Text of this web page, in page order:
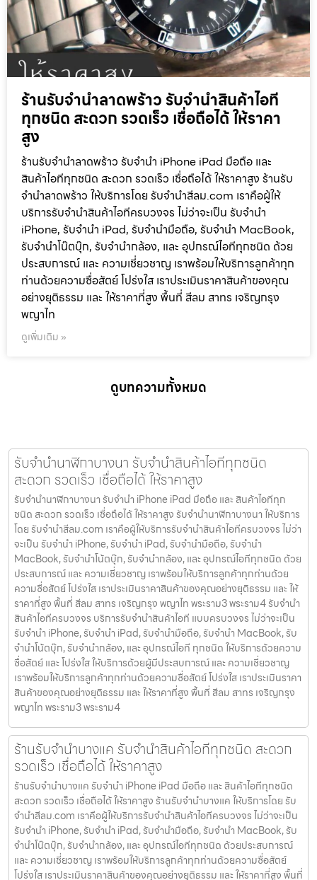
ร้านรับจำนำลาดพร้าว รับจำนำสินค้าไอที
ทุกชนิด สะดวก รวดเร็ว เชื่อถือได้ ให้ราคา
สูง
ร้านรับจำนำลาดพร้าว รับจำนำ iPhone iPad มือถือ และ
สินค้าไอทีทุกชนิด สะดวก รวดเร็ว เชื่อถือได้ ให้ราคาสูง ร้านรับ
จำนำลาดพร้าว ให้บริการโดย รับจํานําสีลม.com เราคือผู้ให้
บริการรับจำนำสินค้าไอทีครบวงจร ไม่ว่าจะเป็น รับจำนำ
iPhone, รับจำนำ iPad, รับจำนำมือถือ, รับจำนำ MacBook,
รับจำนำโน๊ตบุ๊ก, รับจำนำกล้อง, และ อุปกรณ์ไอทีทุกชนิด ด้วย
ประสบการณ์ และ ความเชี่ยวชาญ เราพร้อมให้บริการลูกค้าทุก
ท่านด้วยความซื่อสัตย์ โปร่งใส เราประเมินราคาสินค้าของคุณ
อย่างยุติธรรม และ ให้ราคาที่สูง พื้นที่ สีลม สาทร เจริญกรุง
พญาไท
ดูเพิ่มเติม »
ดูบทความทั้งหมด
รับจำนำนาฬิกาบางนา รับจำนำสินค้าไอทีทุกชนิด
สะดวก รวดเร็ว เชื่อถือได้ ให้ราคาสูง
รับจำนำนาฬิกาบางนา รับจำนำ iPhone iPad มือถือ และ สินค้าไอทีทุก
ชนิด สะดวก รวดเร็ว เชื่อถือได้ ให้ราคาสูง รับจำนำนาฬิกาบางนา ให้บริการ
โดย รับจํานําสีลม.com เราคือผู้ให้บริการรับจำนำสินค้าไอทีครบวงจร ไม่ว่า
จะเป็น รับจำนำ iPhone, รับจำนำ iPad, รับจำนำมือถือ, รับจำนำ
MacBook, รับจำนำโน้ตบุ๊ก, รับจำนำกล้อง, และ อุปกรณ์ไอทีทุกชนิด ด้วย
ประสบการณ์ และ ความเชี่ยวชาญ เราพร้อมให้บริการลูกค้าทุกท่านด้วย
ความซื่อสัตย์ โปร่งใส เราประเมินราคาสินค้าของคุณอย่างยุติธรรม และ ให้
ราคาที่สูง พื้นที่ สีลม สาทร เจริญกรุง พญาไท พระราม3 พระราม4 รับจำนำ
สินค้าไอทีครบวงจร บริการรับจำนำสินค้าไอที แบบครบวงจร ไม่ว่าจะเป็น
รับจำนำ iPhone, รับจำนำ iPad, รับจำนำมือถือ, รับจำนำ MacBook, รับ
จำนำโน้ตบุ๊ก, รับจำนำกล้อง, และ อุปกรณ์ไอที ทุกชนิด ให้บริการด้วยความ
ซื่อสัตย์ และ โปร่งใส ให้บริการด้วยผู้มีประสบการณ์ และ ความเชี่ยวชาญ
เราพร้อมให้บริการลูกค้าทุกท่านด้วยความซื่อสัตย์ โปร่งใส เราประเมินราคา
สินค้าของคุณอย่างยุติธรรม และ ให้ราคาที่สูง พื้นที่ สีลม สาทร เจริญกรุง
พญาไท พระราม3 พระราม4
ร้านรับจำนำบางแค รับจำนำสินค้าไอทีทุกชนิด สะดวก
รวดเร็ว เชื่อถือได้ ให้ราคาสูง
ร้านรับจำนำบางแค รับจำนำ iPhone iPad มือถือ และ สินค้าไอทีทุกชนิด
สะดวก รวดเร็ว เชื่อถือได้ ให้ราคาสูง ร้านรับจำนำบางแค ให้บริการโดย รับ
จํานําสีลม.com เราคือผู้ให้บริการรับจำนำสินค้าไอทีครบวงจร ไม่ว่าจะเป็น
รับจำนำ iPhone, รับจำนำ iPad, รับจำนำมือถือ, รับจำนำ MacBook, รับ
จำนำโน๊ตบุ๊ก, รับจำนำกล้อง, และ อุปกรณ์ไอทีทุกชนิด ด้วยประสบการณ์
และ ความเชี่ยวชาญ เราพร้อมให้บริการลูกค้าทุกท่านด้วยความซื่อสัตย์
โปร่งใส เราประเมินราคาสินค้าของคุณอย่างยุติธรรม และ ให้ราคาที่สูง พื้นที่